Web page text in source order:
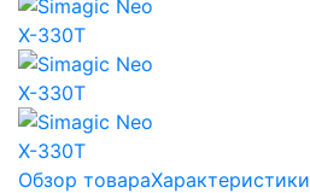
Обзор товараХарактеристики